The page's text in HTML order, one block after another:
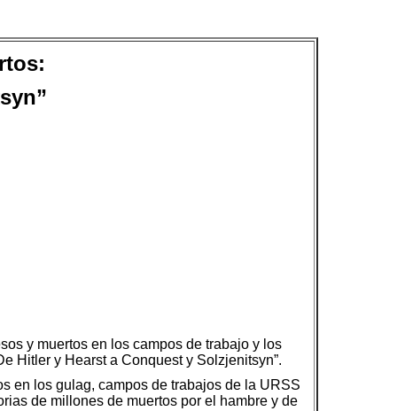
y muertos en los campos de trabajo y los
Hitler y Hearst a Conquest y Solzjenitsyn”.
en los gulag, campos de trabajos de la URSS
de millones de muertos por el hambre y de